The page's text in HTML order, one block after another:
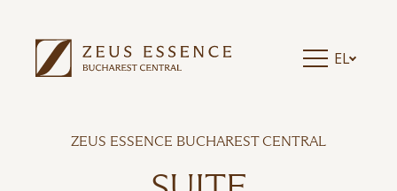
EL
ZEUS ESSENCE BUCHAREST CENTRAL